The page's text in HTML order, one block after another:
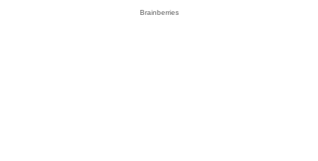
Brainberries